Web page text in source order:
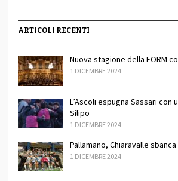
ARTICOLI RECENTI
Nuova stagione della FORM
1 DICEMBRE 2024
L’Ascoli espugna Sassari con
Silipo
1 DICEMBRE 2024
Pallamano, Chiaravalle
1 DICEMBRE 2024